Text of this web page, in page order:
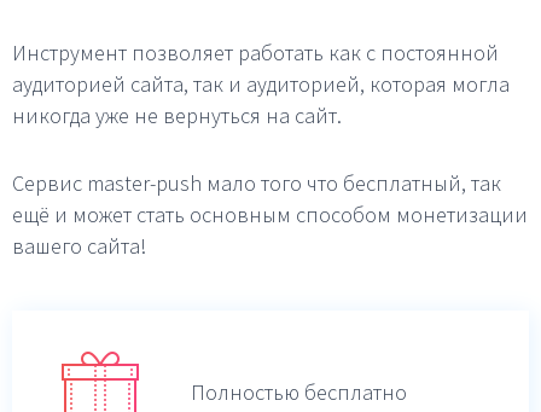
Инструмент позволяет работать как с постоянной
аудиторией сайта, так и аудиторией, которая могла
никогда уже не вернуться на сайт.
Сервис master-push мало того что бесплатный, так
ещё и может стать основным способом монетизации
вашего сайта!
Полностью бесплатно